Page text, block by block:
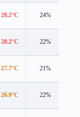
28.2°C 24%
28.2°C 22%
27.7°C 21%
26.9°C 22%